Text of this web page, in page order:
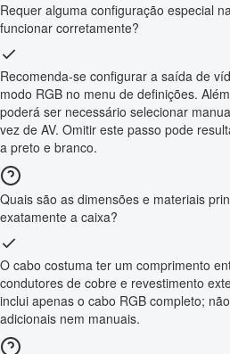
Requer alguma configuração especial
funcionar corretamente?
Recomenda-se configurar a saída de
modo RGB no menu de definições.
poderá ser necessário selecionar
vez de AV. Omitir este passo pode
a preto e branco.
Quais são as dimensões e materiais
exatamente a caixa?
O cabo costuma ter um comprimento
condutores de cobre e revestimento
inclui apenas o cabo RGB completo;
adicionais nem manuais.